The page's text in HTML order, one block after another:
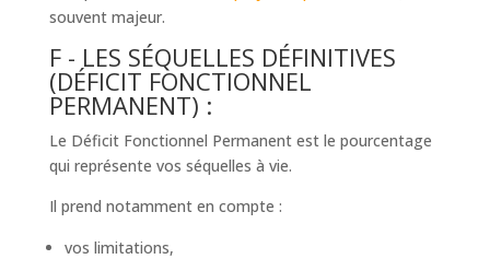
souvent majeur.
F - LES SÉQUELLES DÉFINITIVES
(DÉFICIT FONCTIONNEL
PERMANENT) :
Le Déficit Fonctionnel Permanent est le pourcentage
qui représente vos séquelles à vie.
Il prend notamment en compte :
vos limitations,